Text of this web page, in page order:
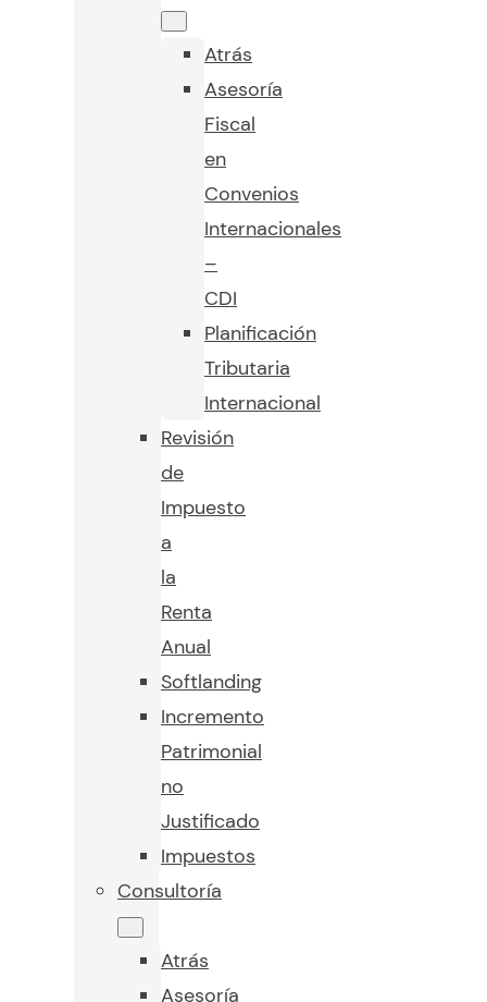
Atrás
Asesoría
Fiscal
en
Convenios
Internacionales
–
CDI
Planificación
Tributaria
Internacional
Revisión
de
Impuesto
a
la
Renta
Anual
Softlanding
Incremento
Patrimonial
no
Justificado
Impuestos
Consultoría
Atrás
Asesoría